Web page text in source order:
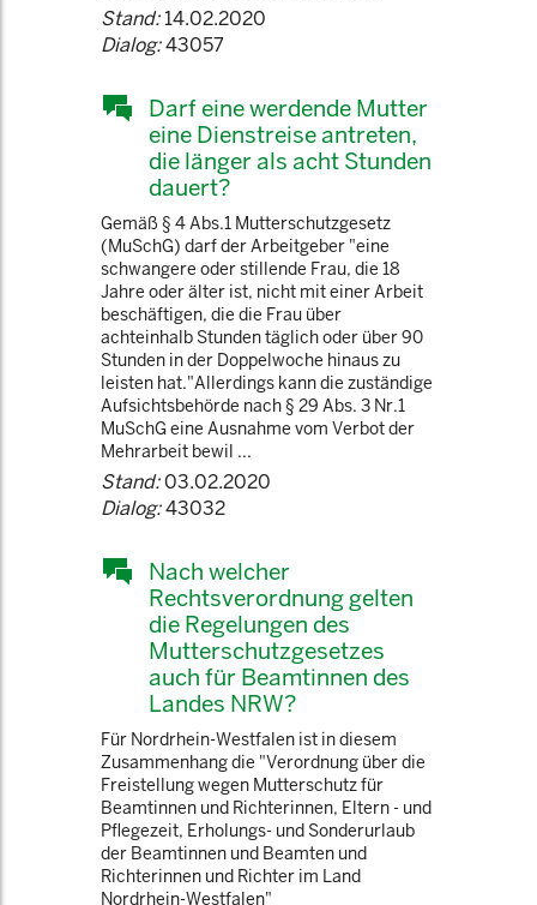
Stand:14.02.2020
Dialog:43057
Darf eine werdende Mutter
eine Dienstreise antreten,
die länger als acht Stunden
dauert?
Gemäß § 4 Abs.1 Mutterschutzgesetz
(MuSchG) darf der Arbeitgeber "eine
schwangere oder stillende Frau, die 18
Jahre oder älter ist, nicht mit einer Arbeit
beschäftigen, die die Frau über
achteinhalb Stunden täglich oder über 90
Stunden in der Doppelwoche hinaus zu
leisten hat."Allerdings kann die zuständige
Aufsichtsbehörde nach § 29 Abs. 3 Nr.1
MuSchG eine Ausnahme vom Verbot der
Mehrarbeit bewil ...
Stand:03.02.2020
Dialog:43032
Nach welcher
Rechtsverordnung gelten
die Regelungen des
Mutterschutzgesetzes
auch für Beamtinnen des
Landes NRW?
Für Nordrhein-Westfalen ist in diesem
Zusammenhang die "Verordnung über die
Freistellung wegen Mutterschutz für
Beamtinnen und Richterinnen, Eltern - und
Pflegezeit, Erholungs- und Sonderurlaub
der Beamtinnen und Beamten und
Richterinnen und Richter im Land
Nordrhein-Westfalen"